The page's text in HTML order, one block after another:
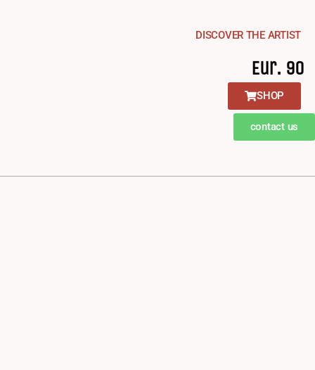
DISCOVER THE ARTIST
Eur. 90
SHOP
contact us